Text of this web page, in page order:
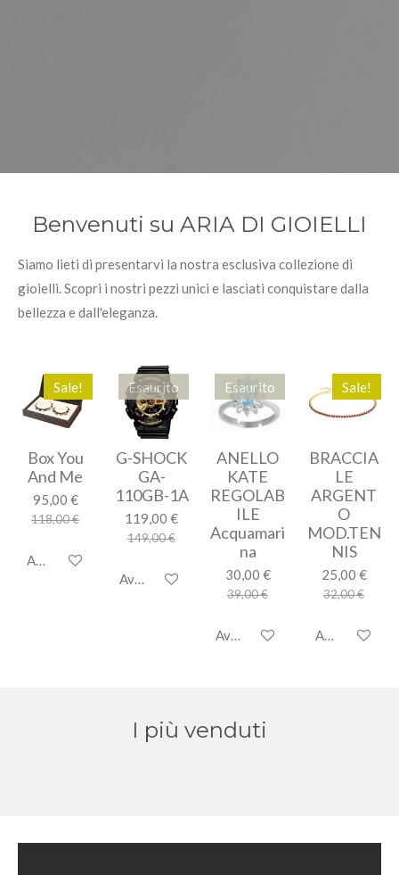
Benvenuti su ARIA DI GIOIELLI
Siamo lieti di presentarvi la nostra esclusiva collezione di
gioielli. Scopri i nostri pezzi unici e lasciati conquistare dalla
bellezza e dall'eleganza.
Sale!
Box You
And Me
95,00 €
118,00 €
Aggiungi al carrello
Esaurito
G-SHOCK
GA-
110GB-1A
119,00 €
149,00 €
Avvisami quando disponibile
Esaurito
ANELLO
KATE
REGOLAB
ILE
Acquamari
na
30,00 €
39,00 €
Avvisami quando disponibile
Sale!
BRACCIA
LE
ARGENT
O
MOD.TEN
NIS
25,00 €
32,00 €
Aggiungi al
I più venduti